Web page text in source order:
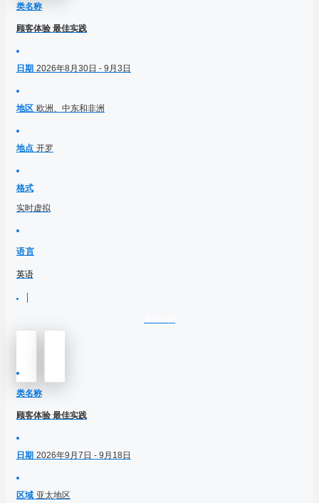
类名称
顾客体验 最佳实践
日期 2026年8月30日 - 9月3日
地区 欧洲、中东和非洲
地点 开罗
格式
实时虚拟
语言
英语
类名称
顾客体验 最佳实践
日期 2026年9月7日 - 9月18日
区域 亚太地区